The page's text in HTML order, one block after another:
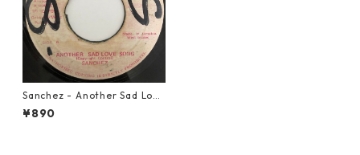
Sanchez - Another Sad Love
Song【7-20445】
¥890